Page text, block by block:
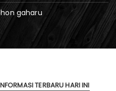
gaharu
TERBARU HARI INI